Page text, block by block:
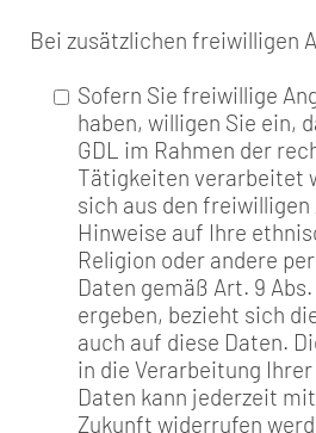
Bei zusätzlichen freiwilligen
Sofern Sie freiwillige
haben, willigen Sie ein,
GDL im Rahmen der
Tätigkeiten verarbeitet
sich aus den freiwilligen
Hinweise auf Ihre
Religion oder andere
Daten gemäß Art. 9 Abs.
ergeben, bezieht sich
auch auf diese Daten.
in die Verarbeitung
Daten kann jederzeit
Zukunft widerrufen